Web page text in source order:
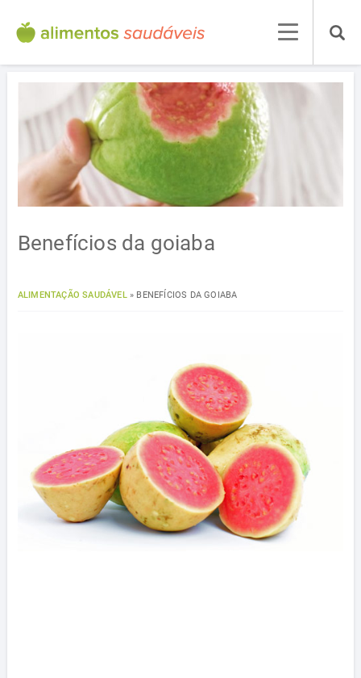
Benefícios da goiaba
ALIMENTAÇÃO SAUDÁVEL» BENEFÍCIOS DA GOIABA